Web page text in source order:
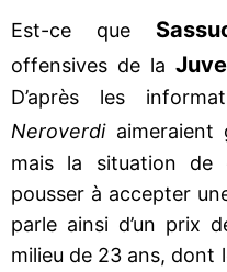
Est-ce que
offensives de la
D’après les
Neroverdiaimeraient
mais la situation de
pousser à accepter
parle ainsi d’un prix
milieu de 23 ans, dont